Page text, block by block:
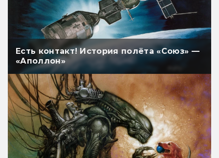
Есть контакт! История полёта «Союз» —
«Аполлон»